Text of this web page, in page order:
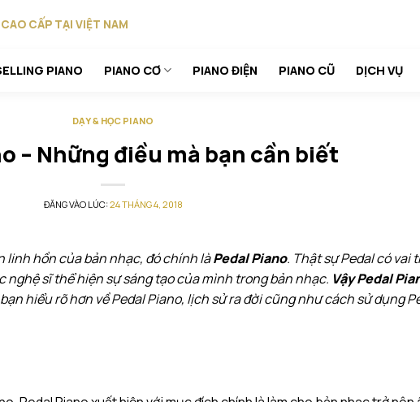
CẤP TẠI VIỆT NAM
PIANO PIANO CƠ PIANO ĐIỆN PIANO CŨ DỊCH VỤ
DẠY & HỌC PIANO
– Những điều mà bạn cần biết
ĐĂNG VÀO LÚC:24 THÁNG 4, 2018
linh hồn của bản nhạc, đó chính làPedal Piano. Thật sự Pedal có vai
sĩ thể hiện sự sáng tạo của mình trong bản nhạc. Vậy Pedal
hiểu rõ hơn về Pedal Piano, lịch sử ra đời cũng như cách sử dụng